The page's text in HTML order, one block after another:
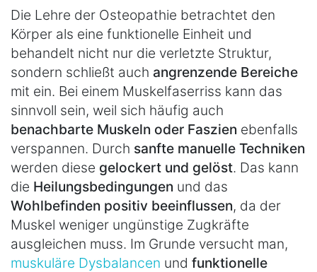
Die Lehre der Osteopathie betrachtet den
Körper als eine funktionelle Einheit und
behandelt nicht nur die verletzte Struktur,
sondern schließt auch angrenzende Bereiche
mit ein. Bei einem Muskelfaserriss kann das
sinnvoll sein, weil sich häufig auch
benachbarte Muskeln oder Faszien ebenfalls
verspannen. Durch sanfte manuelle Techniken
werden diese gelockert und gelöst. Das kann
die Heilungsbedingungen und das
Wohlbefinden positiv beeinflussen, da der
Muskel weniger ungünstige Zugkräfte
ausgleichen muss. Im Grunde versucht man,
muskuläre Dysbalancen und funktionelle